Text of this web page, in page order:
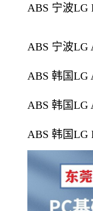
ABS 宁波LG
ABS 宁波LG
ABS 韩国LG
ABS 韩国LG
ABS 韩国LG